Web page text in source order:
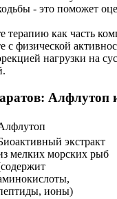
- это поможет
терапию как часть
с физической
нагрузки на
Алфлутоп
экстракт
мелких морских рыб
ионы)